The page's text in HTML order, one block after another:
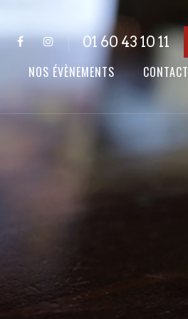
01 60 43 10 11
NOS ÉVÈNEMENTS CONTACT